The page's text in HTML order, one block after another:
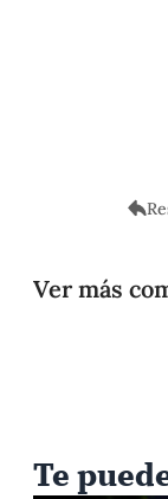
Ver más
Te